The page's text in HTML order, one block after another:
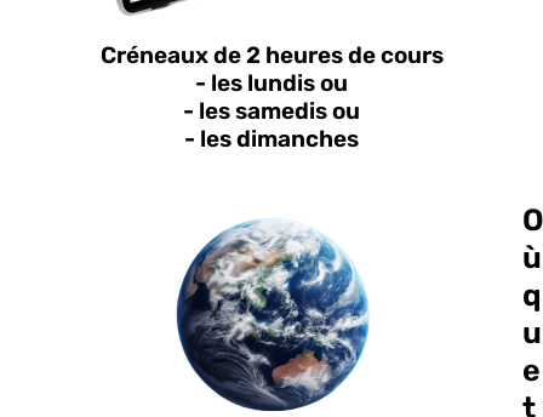
Créneaux de 2 heures de cours
- les lundis ou
- les samedis ou
- les dimanches
O
ù
q
u
e
t